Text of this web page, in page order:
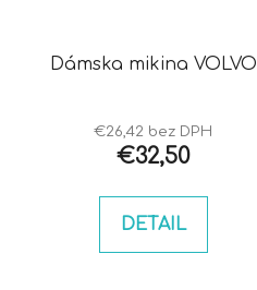
Dámska mikina VOLVO
€26,42 bez DPH
€32,50
DETAIL